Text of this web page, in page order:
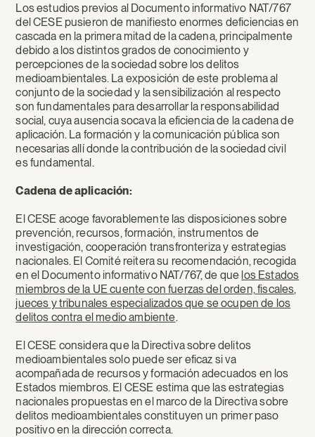
Los estudios previos al Documento informativo NAT/767
del CESE pusieron de manifiesto enormes deficiencias en
cascada en la primera mitad de la cadena, principalmente
debido a los distintos grados de conocimiento y
percepciones de la sociedad sobre los delitos
medioambientales. La exposición de este problema al
conjunto de la sociedad y la sensibilización al respecto
son fundamentales para desarrollar la responsabilidad
social, cuya ausencia socava la eficiencia de la cadena de
aplicación. La formación y la comunicación pública son
necesarias allí donde la contribución de la sociedad civil
es fundamental.
Cadena de aplicación:
El CESE acoge favorablemente las disposiciones sobre
prevención, recursos, formación, instrumentos de
investigación, cooperación transfronteriza y estrategias
nacionales. El Comité reitera su recomendación, recogida
en el Documento informativo NAT/767, de que los Estados
miembros de la UE cuente con fuerzas del orden, fiscales,
jueces y tribunales especializados que se ocupen de los
delitos contra el medio ambiente.
El CESE considera que la Directiva sobre delitos
medioambientales solo puede ser eficaz si va
acompañada de recursos y formación adecuados en los
Estados miembros. El CESE estima que las estrategias
nacionales propuestas en el marco de la Directiva sobre
delitos medioambientales constituyen un primer paso
positivo en la dirección correcta.